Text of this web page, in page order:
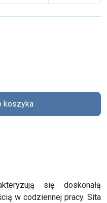
koszyka
się doskonałą
w codziennej pracy. Sita